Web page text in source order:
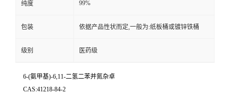
纯度 99%
包装 依据产品性状而定,一般为:纸板桶或镀锌铁桶
级别 医药级
6-(氨甲基)-6,11-二氢二苯并氮杂卓
CAS:41218-84-2